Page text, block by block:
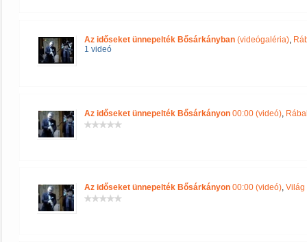
Az időseket ünnepelték Bősárkányban (videógaléria),
1 videó
Az időseket ünnepelték Bősárkányon 00:00 (videó),
Az időseket ünnepelték Bősárkányon 00:00 (videó), Világ